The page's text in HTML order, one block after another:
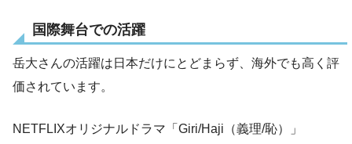
国際舞台での活躍
岳大さんの活躍は日本だけにとどまらず、海外でも高く評
価されています。
NETFLIXオリジナルドラマ「Giri/Haji（義理/恥）」